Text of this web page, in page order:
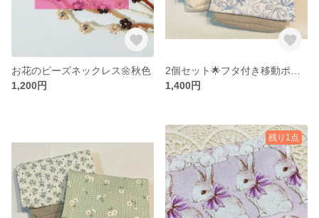
お花のビーズネックレス🌼秋色
1,200円
1,400円
残り1点